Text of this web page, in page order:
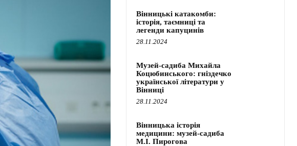
Вінницькі катакомби:
історія, таємниці та
легенди капуцинів
28.11.2024
Музей-садиба Михайла
Коцюбинського: гніздечко
української літератури у
Вінниці
28.11.2024
Вінницька історія
медицини: музей-садиба
М.І. Пирогова